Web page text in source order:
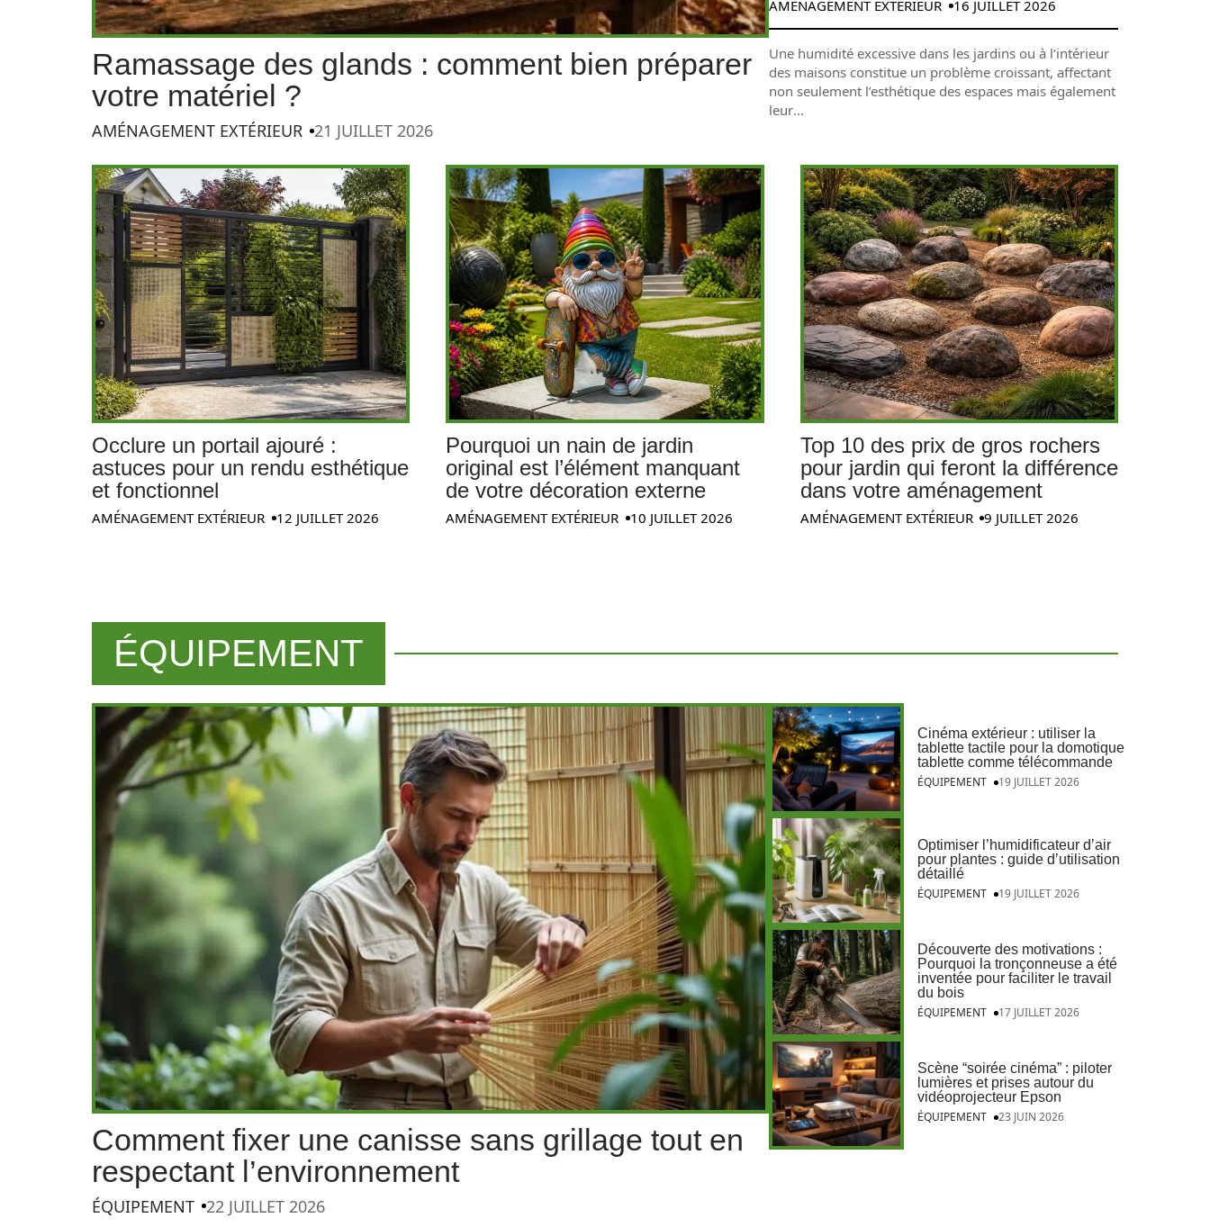
Ramassage des glands : comment bien préparer
votre matériel ?
AMÉNAGEMENT EXTÉRIEUR 21 JUILLET 2026
AMÉNAGEMENT EXTÉRIEUR 16 JUILLET 2026
Une humidité excessive dans les jardins ou à l’intérieur
des maisons constitue un problème croissant, affectant
non seulement l’esthétique des espaces mais également
leur…
Occlure un portail ajouré :
astuces pour un rendu esthétique
et fonctionnel
AMÉNAGEMENT EXTÉRIEUR 12 JUILLET 2026
Pourquoi un nain de jardin
original est l’élément manquant
de votre décoration externe
AMÉNAGEMENT EXTÉRIEUR 10 JUILLET 2026
Top 10 des prix de gros rochers
pour jardin qui feront la différence
dans votre aménagement
AMÉNAGEMENT EXTÉRIEUR 9 JUILLET 2026
ÉQUIPEMENT
Comment fixer une canisse sans grillage tout en
respectant l’environnement
ÉQUIPEMENT 22 JUILLET 2026
Cinéma extérieur : utiliser la
tablette tactile pour la domotique
tablette comme télécommande
ÉQUIPEMENT
19 JUILLET 2026
Optimiser l’humidificateur d’air
pour plantes : guide d’utilisation
détaillé
ÉQUIPEMENT
19 JUILLET 2026
Découverte des motivations :
Pourquoi la tronçonneuse a été
inventée pour faciliter le travail
du bois
ÉQUIPEMENT
17 JUILLET 2026
Scène “soirée cinéma” : piloter
lumières et prises autour du
vidéoprojecteur Epson
ÉQUIPEMENT
23 JUIN 2026